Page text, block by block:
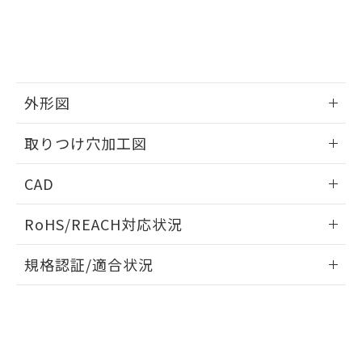
外形図
取りつけ穴加工図
CAD
ドすることができます。
ログイン/会員登録
RoHS/REACH対応状況
EU RoHS 注意事項・凡例
規格認証/適合状況
および当社の共同利用者が、当社の製
※当社の共同利用者とは、
の共同利用に関して"
の「1.共同利
とができます。
EU RoHS指令（10物質）の非含有証明書
ものではありません。
また、RoHS指令のフタル酸エステル類４
物質の対応では、対応完了までの期間は出
荷製品に未対応品が混在することから備考
欄に対応日を記載しておりました。